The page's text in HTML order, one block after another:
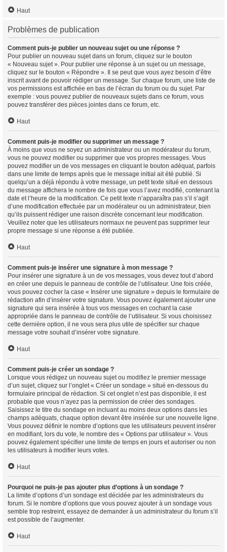
Haut
Problèmes de publication
Comment puis-je publier un nouveau sujet ou une réponse ?
Pour publier un nouveau sujet dans un forum, cliquez sur le bouton
« Nouveau sujet ». Pour publier une réponse à un sujet ou un message,
cliquez sur le bouton « Répondre ». Il se peut que vous ayez besoin d’être
inscrit avant de pouvoir rédiger un message. Sur chaque forum, une liste de
vos permissions est affichée en bas de l’écran du forum ou du sujet. Par
exemple : vous pouvez publier de nouveaux sujets dans ce forum, vous
pouvez transférer des pièces jointes dans ce forum, etc.
Haut
Comment puis-je modifier ou supprimer un message ?
À moins que vous ne soyez un administrateur ou un modérateur du forum,
vous ne pouvez modifier ou supprimer que vos propres messages. Vous
pouvez modifier un de vos messages en cliquant le bouton adéquat, parfois
dans une limite de temps après que le message initial ait été publié. Si
quelqu’un a déjà répondu à votre message, un petit texte situé en dessous
du message affichera le nombre de fois que vous l’avez modifié, contenant la
date et l’heure de la modification. Ce petit texte n’apparaîtra pas s’il s’agit
d’une modification effectuée par un modérateur ou un administrateur, bien
qu’ils puissent rédiger une raison discrète concernant leur modification.
Veuillez noter que les utilisateurs normaux ne peuvent pas supprimer leur
propre message si une réponse a été publiée.
Haut
Comment puis-je insérer une signature à mon message ?
Pour insérer une signature à un de vos messages, vous devez tout d’abord
en créer une depuis le panneau de contrôle de l’utilisateur. Une fois créée,
vous pouvez cocher la case « Insérer une signature » depuis le formulaire de
rédaction afin d’insérer votre signature. Vous pouvez également ajouter une
signature qui sera insérée à tous vos messages en cochant la case
appropriée dans le panneau de contrôle de l’utilisateur. Si vous choisissez
cette dernière option, il ne vous sera plus utile de spécifier sur chaque
message votre souhait d’insérer votre signature.
Haut
Comment puis-je créer un sondage ?
Lorsque vous rédigez un nouveau sujet ou modifiez le premier message
d’un sujet, cliquez sur l’onglet « Créer un sondage » situé en-dessous du
formulaire principal de rédaction. Si cet onglet n’est pas disponible, il est
probable que vous n’ayez pas la permission de créer des sondages.
Saisissez le titre du sondage en incluant au moins deux options dans les
champs adéquats, chaque option devant être insérée sur une nouvelle ligne.
Vous pouvez définir le nombre d’options que les utilisateurs peuvent insérer
en modifiant, lors du vote, le nombre des « Options par utilisateur ». Vous
pouvez également spécifier une limite de temps en jours et autoriser ou non
les utilisateurs à modifier leurs votes.
Haut
Pourquoi ne puis-je pas ajouter plus d’options à un sondage ?
La limite d’options d’un sondage est décidée par les administrateurs du
forum. Si le nombre d’options que vous pouvez ajouter à un sondage vous
semble trop restreint, essayez de demander à un administrateur du forum s’il
est possible de l’augmenter.
Haut